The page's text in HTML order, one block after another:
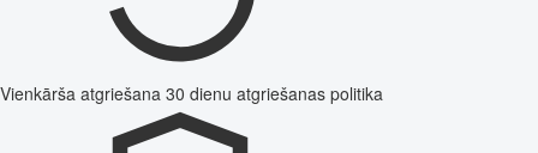
Vienkārša atgriešana 30 dienu atgriešanas politika